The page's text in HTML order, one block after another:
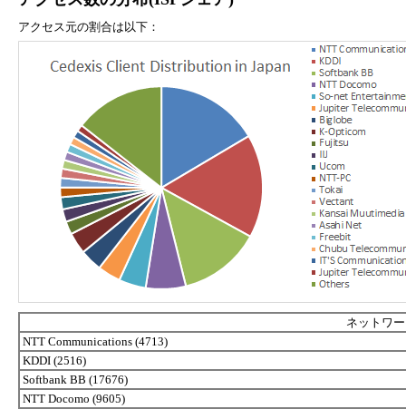
アクセス元の割合は以下：
ネットワ
NTT Communications (4713)
KDDI (2516)
Softbank BB (17676)
NTT Docomo (9605)